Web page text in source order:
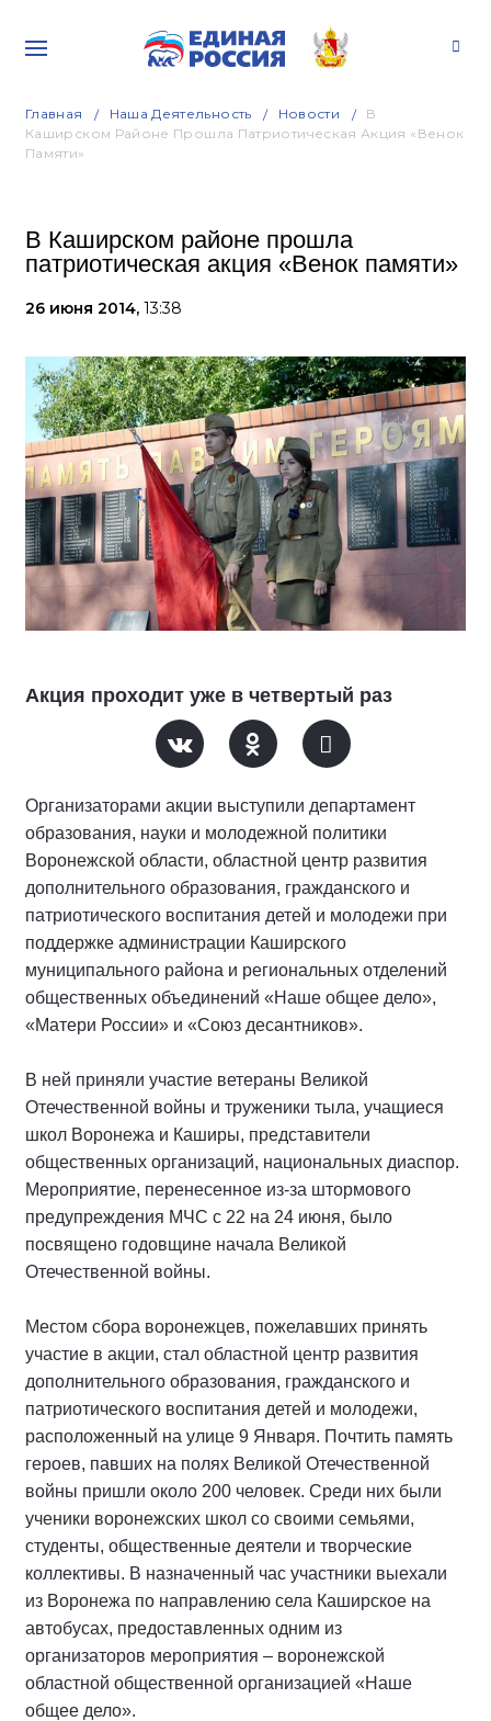
Главная Наша Деятельность Новости
В
Каширском Районе Прошла Патриотическая Акция «Венок
Памяти»
В Каширском районе прошла
патриотическая акция «Венок памяти»
26 июня 2014, 13:38
Акция проходит уже в четвертый раз
Организаторами акции выступили департамент
образования, науки и молодежной политики
Воронежской области, областной центр развития
дополнительного образования, гражданского и
патриотического воспитания детей и молодежи при
поддержке администрации Каширского
муниципального района и региональных отделений
общественных объединений «Наше общее дело»,
«Матери России» и «Союз десантников».
В ней приняли участие ветераны Великой
Отечественной войны и труженики тыла, учащиеся
школ Воронежа и Каширы, представители
общественных организаций, национальных диаспор.
Мероприятие, перенесенное из-за штормового
предупреждения МЧС с 22 на 24 июня, было
посвящено годовщине начала Великой
Отечественной войны.
Местом сбора воронежцев, пожелавших принять
участие в акции, стал областной центр развития
дополнительного образования, гражданского и
патриотического воспитания детей и молодежи,
расположенный на улице 9 Января. Почтить память
героев, павших на полях Великой Отечественной
войны пришли около 200 человек. Среди них были
ученики воронежских школ со своими семьями,
студенты, общественные деятели и творческие
коллективы. В назначенный час участники выехали
из Воронежа по направлению села Каширское на
автобусах, предоставленных одним из
организаторов мероприятия – воронежской
областной общественной организацией «Наше
общее дело».